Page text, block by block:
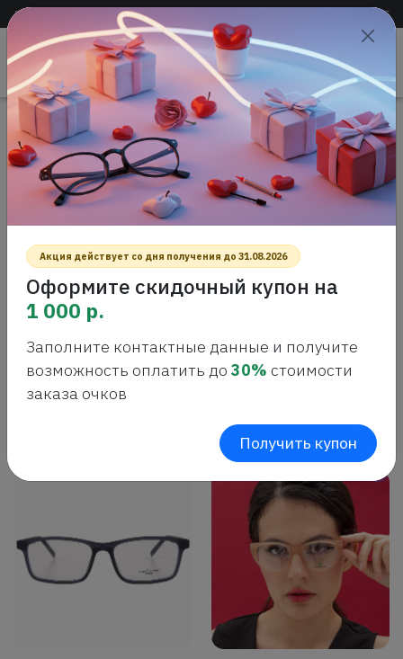
Доставка по всей России +7 (383) 288-54-55
САЛОН ОПТИКИ
Проверить
зрение
Интернет-магазин оптики Оправы для очков
ОПРАВЫ ДЛЯ ОЧКОВ
Все фильтры
Акция действует со дня получения до 31.08.2026
Оформите скидочный купон на
1 000 р.
Заполните контактные данные и получите
возможность оплатить до 30% стоимости
заказа очков
Получить купон